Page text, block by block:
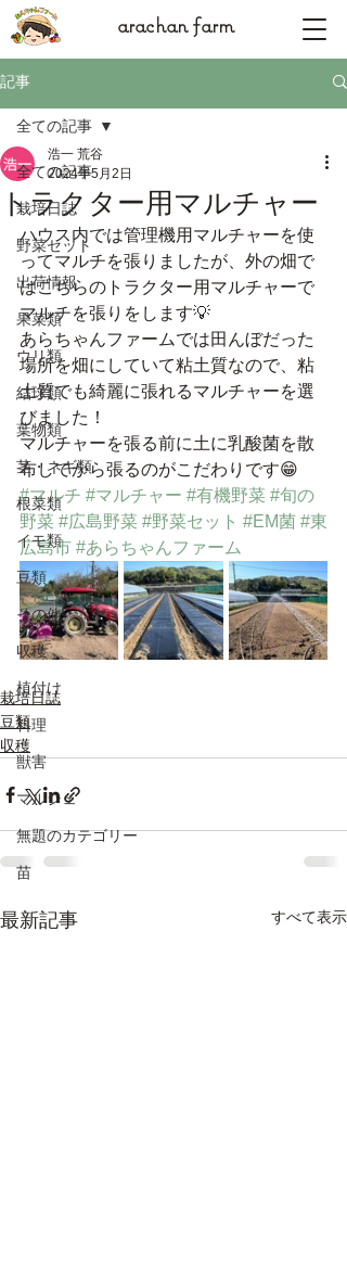
arachan farm
記事
全ての記事
栽培日誌
野菜セット
出荷情報
果菜類
ウリ類
結球類
葉物類
茎・ネギ類
根菜類
イモ類
豆類
その他
収穫
植付け
料理
獣害
マルシェ
無題のカテゴリー
苗
全ての記事
トラクター用マルチャー
浩一 荒谷
2024年5月2日
ハウス内では管理機用マルチャーを使
ってマルチを張りましたが、外の畑で
はこちらのトラクター用マルチャーで
マルチを張りをします💡
あらちゃんファームでは田んぼだった
場所を畑にしていて粘土質なので、粘
土質でも綺麗に張れるマルチャーを選
びました！
マルチャーを張る前に土に乳酸菌を散
布してから張るのがこだわりです😁
#マルチ #マルチャー #有機野菜 #旬の
野菜 #広島野菜 #野菜セット #EM菌 #東
広島市 #あらちゃんファーム
栽培日誌
豆類
収穫
最新記事 すべて表示